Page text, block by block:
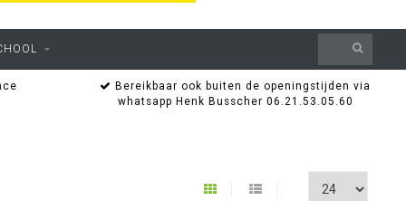
Bereikbaar ook buiten de openingstijden via
whatsapp Henk Busscher 06.21.53.05.60